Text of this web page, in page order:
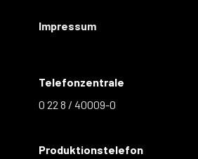
Impressum
Telefonzentrale
0 22 8 / 40009-0
Produktionstelefon